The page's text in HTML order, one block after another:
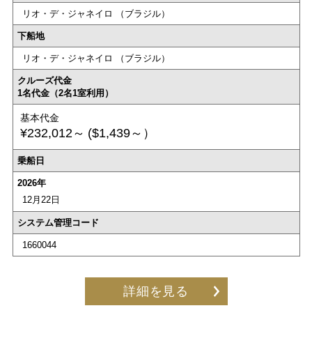
リオ・デ・ジャネイロ （ブラジル）
下船地
リオ・デ・ジャネイロ （ブラジル）
クルーズ代金
1名代金（2名1室利用）
基本代金
¥232,012～ ($1,439～）
乗船日
2026年
12月22日
システム管理コード
1660044
詳細を見る